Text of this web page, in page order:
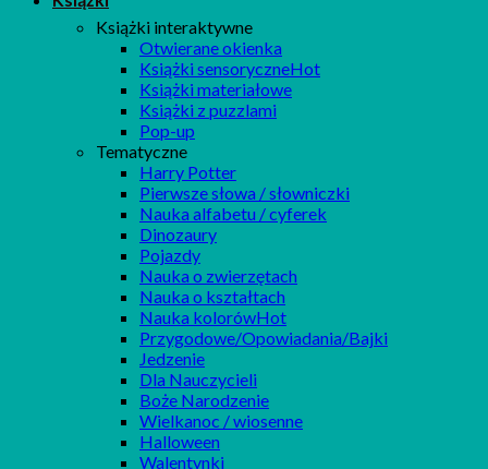
Książki interaktywne
Otwierane okienka
Książki sensoryczne
Książki materiałowe
Książki z puzzlami
Pop-up
Tematyczne
Harry Potter
Pierwsze słowa / słowniczki
Nauka alfabetu / cyferek
Dinozaury
Pojazdy
Nauka o zwierzętach
Nauka o kształtach
Nauka kolorów
Przygodowe/Opowiadania/Bajki
Jedzenie
Dla Nauczycieli
Boże Narodzenie
Wielkanoc / wiosenne
Halloween
Walentynki